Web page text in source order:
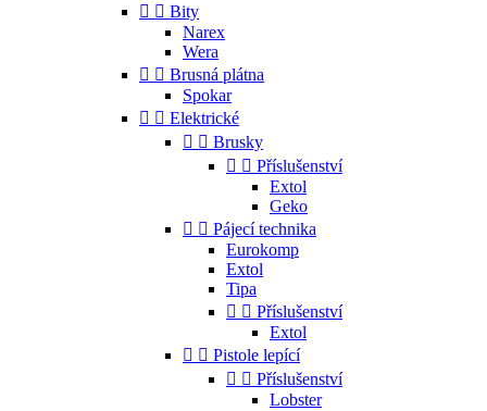
  Bity
Narex
Wera
  Brusná plátna
Spokar
  Elektrické
  Brusky
  Příslušenství
Extol
Geko
  Pájecí technika
Eurokomp
Extol
Tipa
  Příslušenství
Extol
  Pistole lepící
  Příslušenství
Lobster